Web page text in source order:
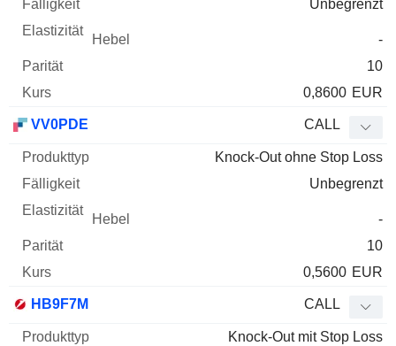
Unbegrenzt
-
10
0,8600 EUR
VV0PDE CALL
Knock-Out ohne Stop Loss
Unbegrenzt
-
10
0,5600 EUR
HB9F7M CALL
Knock-Out mit Stop Loss